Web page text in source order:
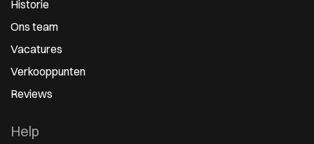
Historie
Ons team
Vacatures
Verkooppunten
Reviews
Help